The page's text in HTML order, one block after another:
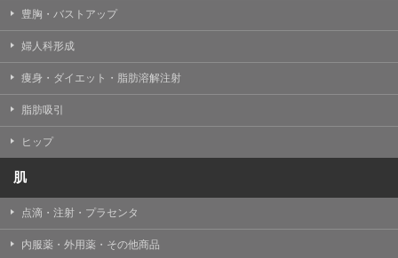
ジが正しく表示されなくなる場合がありますのでご留意
ください。
TCBグループが運営するWEBサイトでは、アクセスログ
として患者様の履歴情報をサーバ上に記録しています。
アクセスログはWEBサイトの保守管理や利用状況に関す
る統計分析のために使用されます。それ以外の目的で使
用されることはありません。
事業上の必要性等に応じて、改定される場合がありま
す。
掲載したときをもって効力を生じるものとします。
豊胸・バストアップ
婦人科形成
痩身・ダイエット・脂肪溶解注射
脂肪吸引
ヒップ
肌
点滴・注射・プラセンタ
内服薬・外用薬・その他商品